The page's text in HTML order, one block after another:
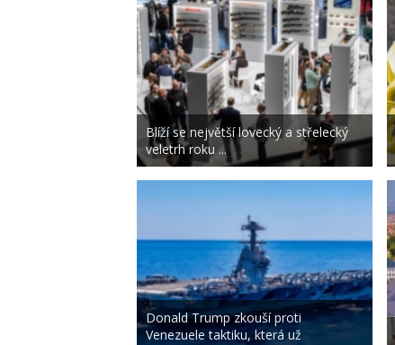
Blíží se největší lovecký a střelecký
veletrh roku ...
Donald Trump zkouší proti
Venezuele taktiku, která už